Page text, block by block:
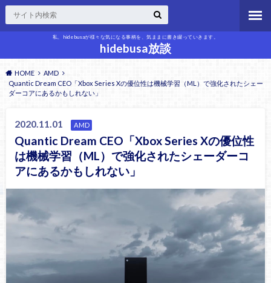
私、hidebusaが様々な気になる事柄を、気ままに書き綴っていきます。
hidebusa放談
HOME
AMD
Quantic Dream CEO「Xbox Series Xの優位性は機械学習（ML）で強化されたシェー
ダーコアにあるかもしれない」
2020.11.01 AMD
Quantic Dream CEO「Xbox Series Xの優位性
は機械学習（ML）で強化されたシェーダーコ
アにあるかもしれない」